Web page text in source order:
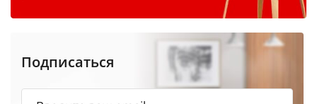
Подписаться